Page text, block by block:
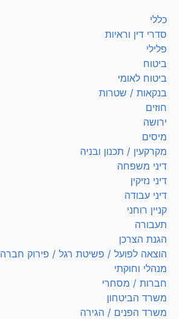
כללי
סדרי דין וראיות
פלילי
ביטוח
ביטוח לאומי
בנקאות / שטרות
חוזים
ירושה
מיסים
מקרקעין / תכנון ובניה
דיני משפחה
דיני נזיקין
דיני עבודה
קניין רוחני
תעבורה
הגנת הצרכן
הוצאה לפועל / פשיטת רגל / פירוק חברה
מנהלי וחוקתי
חברות / מסחרי
משרד הביטחון
משרד הפנים / הגירה